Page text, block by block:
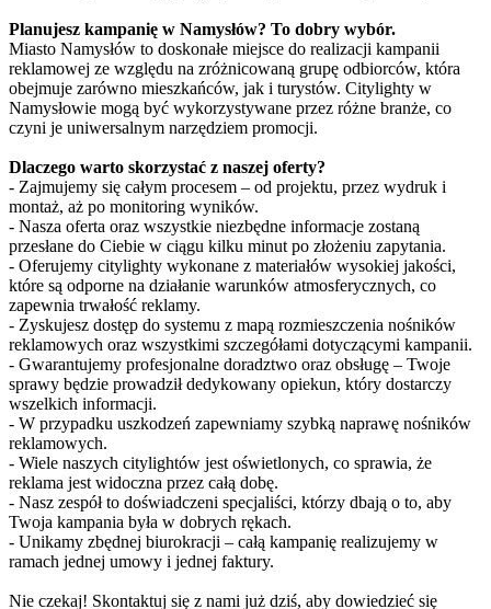
Planujesz kampanię w Namysłów? To dobry wybór.
Miasto Namysłów to doskonałe miejsce do realizacji kampanii
reklamowej ze względu na zróżnicowaną grupę odbiorców, która
obejmuje zarówno mieszkańców, jak i turystów. Citylighty w
Namysłowie mogą być wykorzystywane przez różne branże, co
czyni je uniwersalnym narzędziem promocji.
Dlaczego warto skorzystać z naszej oferty?
- Zajmujemy się całym procesem – od projektu, przez wydruk i
montaż, aż po monitoring wyników.
- Nasza oferta oraz wszystkie niezbędne informacje zostaną
przesłane do Ciebie w ciągu kilku minut po złożeniu zapytania.
- Oferujemy citylighty wykonane z materiałów wysokiej jakości,
które są odporne na działanie warunków atmosferycznych, co
zapewnia trwałość reklamy.
- Zyskujesz dostęp do systemu z mapą rozmieszczenia nośników
reklamowych oraz wszystkimi szczegółami dotyczącymi kampanii.
- Gwarantujemy profesjonalne doradztwo oraz obsługę – Twoje
sprawy będzie prowadził dedykowany opiekun, który dostarczy
wszelkich informacji.
- W przypadku uszkodzeń zapewniamy szybką naprawę nośników
reklamowych.
- Wiele naszych citylightów jest oświetlonych, co sprawia, że
reklama jest widoczna przez całą dobę.
- Nasz zespół to doświadczeni specjaliści, którzy dbają o to, aby
Twoja kampania była w dobrych rękach.
- Unikamy zbędnej biurokracji – całą kampanię realizujemy w
ramach jednej umowy i jednej faktury.
Nie czekaj! Skontaktuj się z nami już dziś, aby dowiedzieć się